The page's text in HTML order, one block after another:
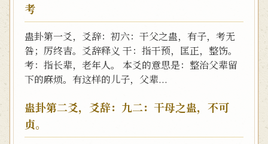
考
蛊卦第一爻，爻辞：初六：干父之蛊，有子，考无
咎；厉终吉。爻辞释义 干：指干预，匡正，整饬。
考：指长辈，老年人。 本爻的意思是：整治父辈留
下的麻烦。有这样的儿子，父辈...
蛊卦第二爻，爻辞：九二：干母之蛊，不可
贞。